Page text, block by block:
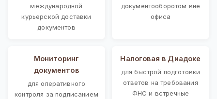
международной
курьерской доставки
документов
документооборотом вне
офиса
Мониторинг
документов
для оперативного
контроля за подписанием
Налоговая в Диадоке
для быстрой подготовки
ответов на требования
ФНС и встречные